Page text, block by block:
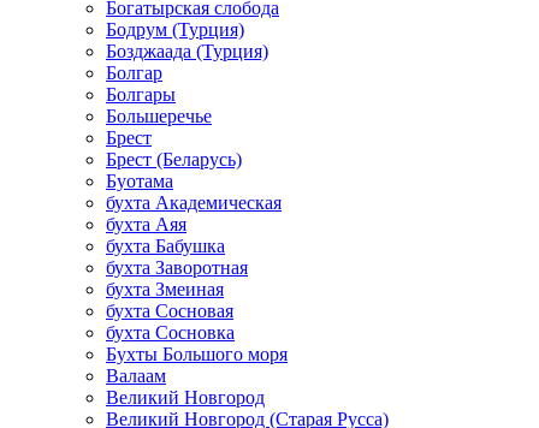
Богатырская слобода
Бодрум (Турция)
Бозджаада (Турция)
Болгар
Болгары
Большеречье
Брест
Брест (Беларусь)
Буотама
бухта Академическая
бухта Аяя
бухта Бабушка
бухта Заворотная
бухта Змеиная
бухта Сосновая
бухта Сосновка
Бухты Большого моря
Валаам
Великий Новгород
Великий Новгород (Старая Русса)